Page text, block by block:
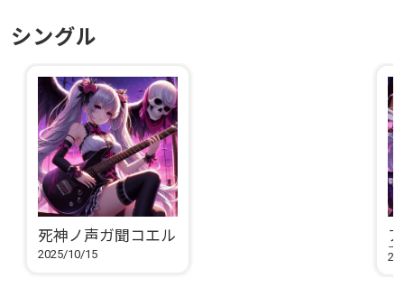
シングル
死神ノ声ガ聞コエル
2025/10/15